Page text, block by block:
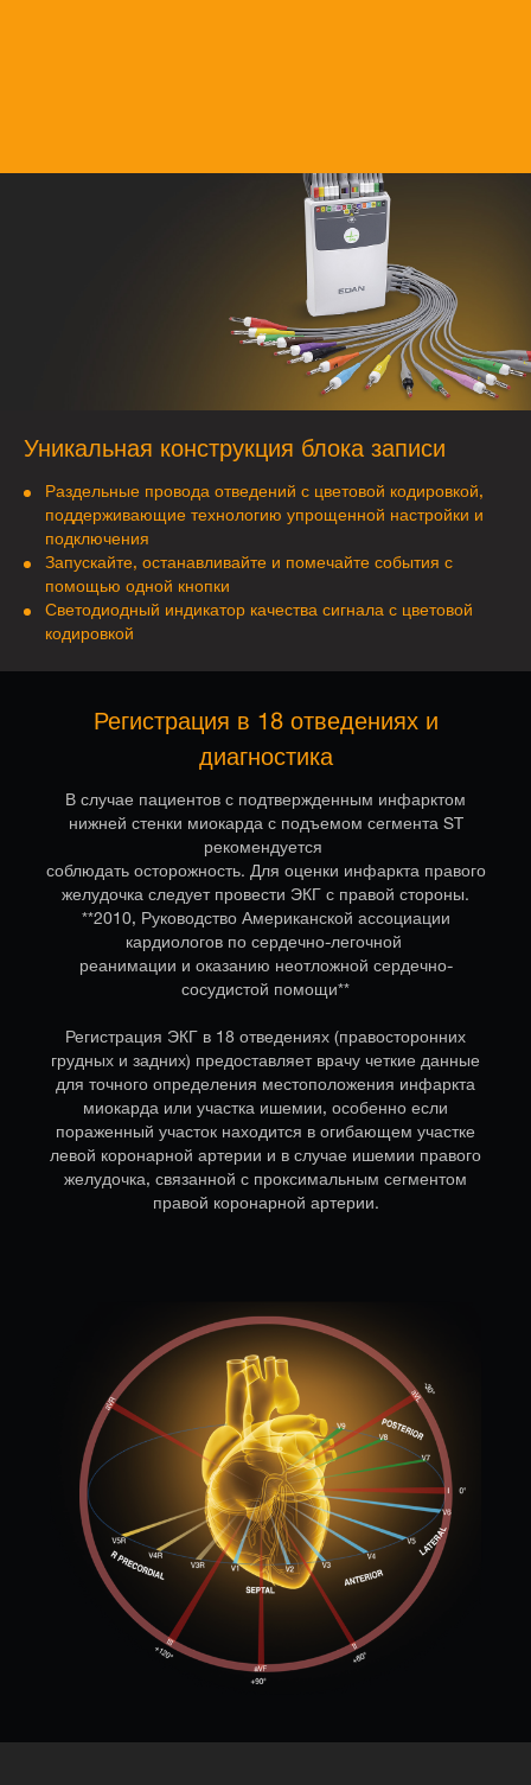
Уникальная конструкция блока записи
Раздельные провода отведений с цветовой кодировкой,
поддерживающие технологию упрощенной настройки и
подключения
Запускайте, останавливайте и помечайте события с
помощью одной кнопки
Светодиодный индикатор качества сигнала с цветовой
кодировкой
Регистрация в 18 отведениях и
диагностика
В случае пациентов с подтвержденным инфарктом
нижней стенки миокарда с подъемом сегмента ST
рекомендуется
соблюдать осторожность. Для оценки инфаркта правого
желудочка следует провести ЭКГ с правой стороны.
**2010, Руководство Американской ассоциации
кардиологов по сердечно-легочной
реанимации и оказанию неотложной сердечно-
сосудистой помощи**
Регистрация ЭКГ в 18 отведениях (правосторонних
грудных и задних) предоставляет врачу четкие данные
для точного определения местоположения инфаркта
миокарда или участка ишемии, особенно если
пораженный участок находится в огибающем участке
левой коронарной артерии и в случае ишемии правого
желудочка, связанной с проксимальным сегментом
правой коронарной артерии.